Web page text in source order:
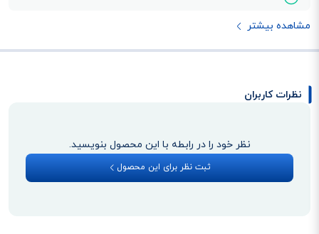
مشاهده بیشتر
نظرات کاربران
نظر خود را در رابطه با این محصول بنویسید.
ثبت نظر برای این محصول